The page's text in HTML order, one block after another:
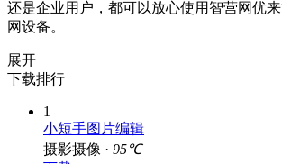
可靠，为他们的网络安全提供了有力的保障
还是企业用户，都可以放心使用智营网优
展开
1
小短手图片编辑